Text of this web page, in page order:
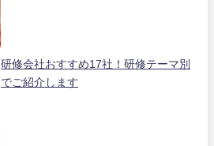
研修会社おすすめ17社！研修テーマ別
でご紹介します